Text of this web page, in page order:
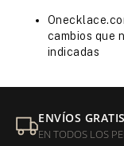
cambios que
indicadas
ENVÍOS GRATIS
EN TODOS LOS